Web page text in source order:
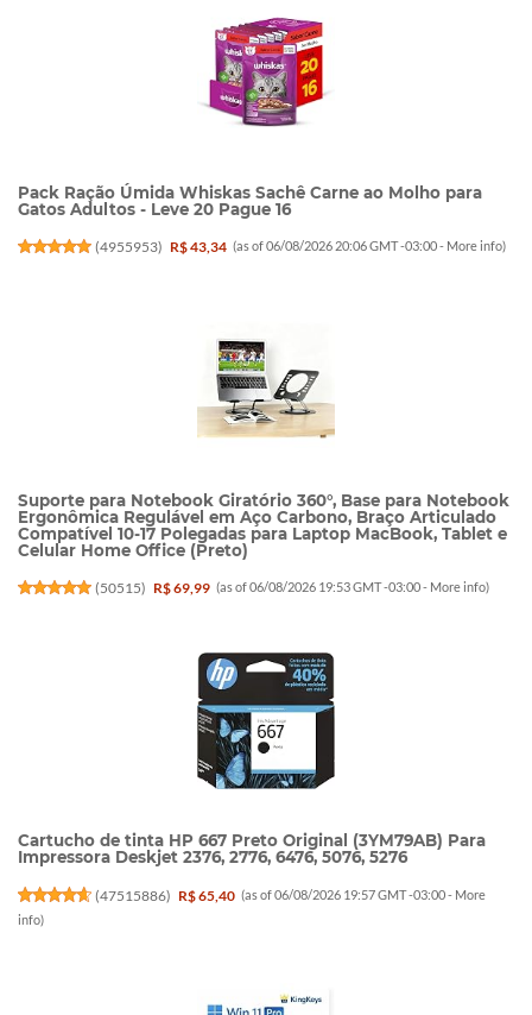
Pack Ração Úmida Whiskas Sachê Carne ao Molho para
Gatos Adultos - Leve 20 Pague 16
(4955953) R$ 43,34 (as of 06/08/2026 20:06 GMT -03:00 - More info)
Suporte para Notebook Giratório 360°, Base para Notebook
Ergonômica Regulável em Aço Carbono, Braço Articulado
Compatível 10-17 Polegadas para Laptop MacBook, Tablet e
Celular Home Office (Preto)
(50515) R$ 69,99 (as of 06/08/2026 19:53 GMT -03:00 - More info)
Cartucho de tinta HP 667 Preto Original (3YM79AB) Para
Impressora Deskjet 2376, 2776, 6476, 5076, 5276
(47515886) R$ 65,40 (as of 06/08/2026 19:57 GMT -03:00 - More
info)